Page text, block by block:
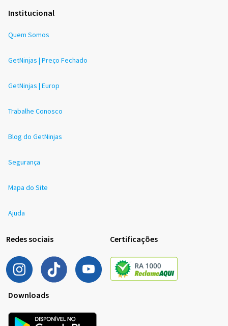
Institucional
Quem Somos
GetNinjas | Preço Fechado
GetNinjas | Europ
Trabalhe Conosco
Blog do GetNinjas
Segurança
Mapa do Site
Ajuda
Redes sociais Certificações
Downloads